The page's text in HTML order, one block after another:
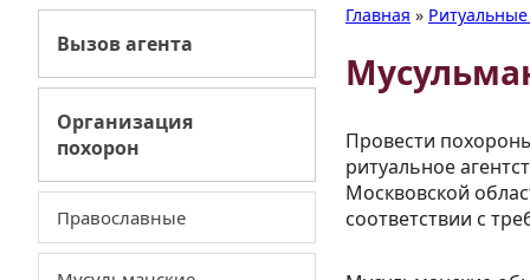
Вызов агента
Организация
похорон
Православные
Главная » Ритуальные
Провести
ритуальное
Москвовской
соответствии с